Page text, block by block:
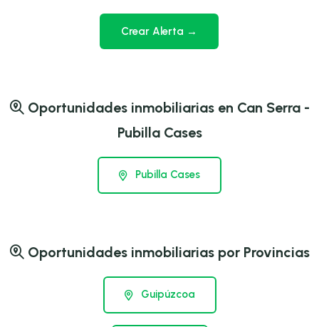
Crear Alerta →
Oportunidades inmobiliarias en Can Serra -
Pubilla Cases
Pubilla Cases
Oportunidades inmobiliarias por Provincias
Guipúzcoa